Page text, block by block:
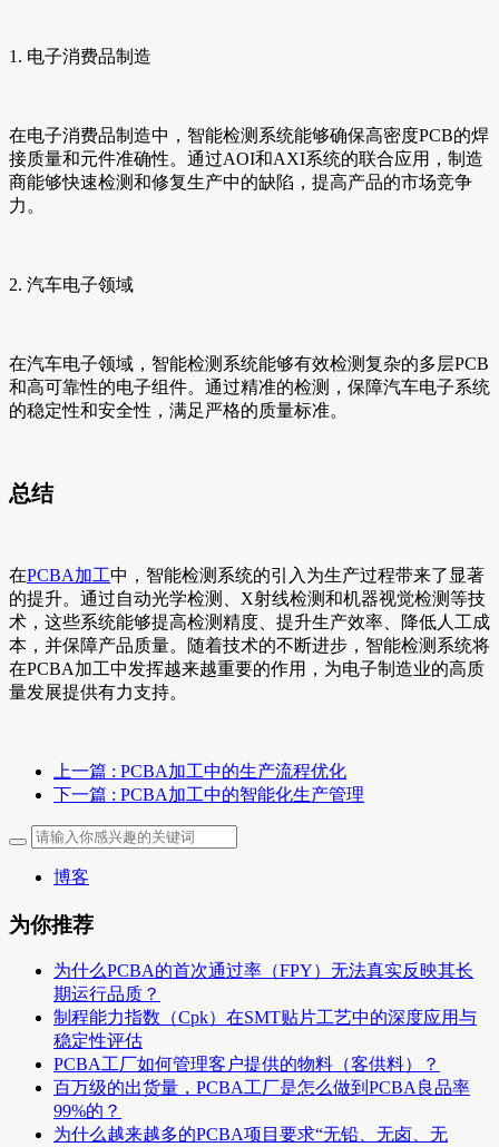
1. 电子消费品制造
在电子消费品制造中，智能检测系统能够确保高密度PCB的焊
接质量和元件准确性。通过AOI和AXI系统的联合应用，制造
商能够快速检测和修复生产中的缺陷，提高产品的市场竞争
力。
2. 汽车电子领域
在汽车电子领域，智能检测系统能够有效检测复杂的多层PCB
和高可靠性的电子组件。通过精准的检测，保障汽车电子系统
的稳定性和安全性，满足严格的质量标准。
总结
在PCBA加工中，智能检测系统的引入为生产过程带来了显著
的提升。通过自动光学检测、X射线检测和机器视觉检测等技
术，这些系统能够提高检测精度、提升生产效率、降低人工成
本，并保障产品质量。随着技术的不断进步，智能检测系统将
在PCBA加工中发挥越来越重要的作用，为电子制造业的高质
量发展提供有力支持。
上一篇 : PCBA加工中的生产流程优化
下一篇 : PCBA加工中的智能化生产管理
博客
为你推荐
为什么PCBA的首次通过率（FPY）无法真实反映其长
期运行品质？
制程能力指数（Cpk）在SMT贴片工艺中的深度应用与
稳定性评估
PCBA工厂如何管理客户提供的物料（客供料）？
百万级的出货量，PCBA工厂是怎么做到PCBA良品率
99%的？
为什么越来越多的PCBA项目要求“无铅、无卤、无